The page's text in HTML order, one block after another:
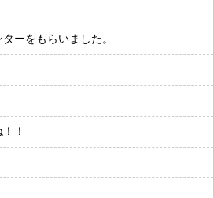
ーをもらいました。
！